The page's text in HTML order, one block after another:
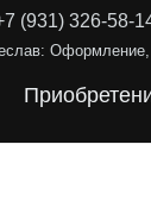
(931) 326-58-
Оформление,